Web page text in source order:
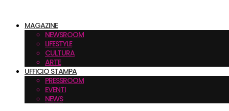
MAGAZINE
NEWSROOM
LIFESTYLE
CULTURA
ARTE
UFFICIO STAMPA
PRESSROOM
EVENTI
NEWS